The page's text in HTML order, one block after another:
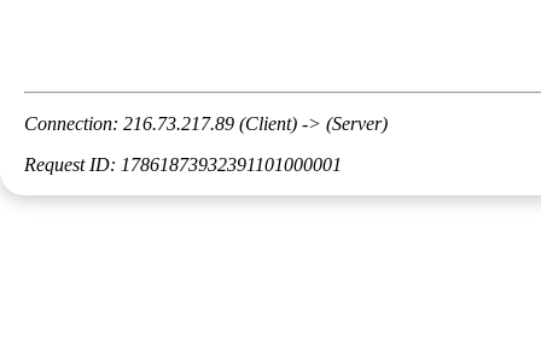
Connection: 216.73.217.89 (Client) -> (Server)
Request ID: 17861873932391101000001